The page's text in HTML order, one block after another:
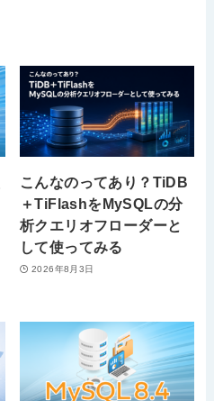
こんなのってあり？TiDB
＋TiFlashをMySQLの分
析クエリオフローダーと
して使ってみる
2026年8月3日